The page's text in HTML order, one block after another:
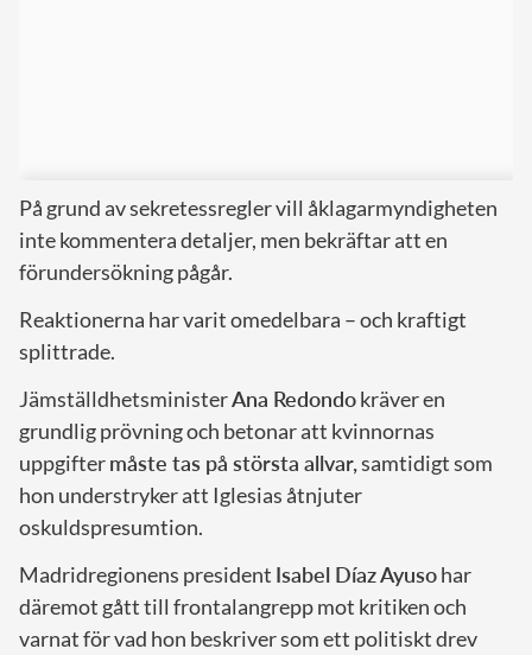
På grund av sekretessregler vill åklagarmyndigheten
inte kommentera detaljer, men bekräftar att en
förundersökning pågår.
Reaktionerna har varit omedelbara – och kraftigt
splittrade.
JämställdhetsministerAna Redondokräver en
grundlig prövning och betonar att kvinnornas
uppgiftermåste tas på största allvar,samtidigt som
hon understryker att Iglesias åtnjuter
oskuldspresumtion.
Madridregionens president Isabel Díaz Ayusohar
däremot gått till frontalangrepp mot kritiken och
varnat för vad hon beskriver som ett politiskt drev